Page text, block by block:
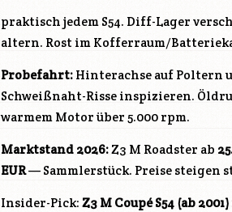
praktisch jedem S54. Diff-Lager
altern. Rost im Kofferraum/
Probefahrt: Hinterachse auf Poltern
Schweißnaht-Risse inspizieren.
warmem Motor über 5.000 rpm.
Marktstand 2026:Z3 M Roadster ab
EUR— Sammlerstück. Preise steigen
Insider-Pick: Z3 M CoupéS54 (ab